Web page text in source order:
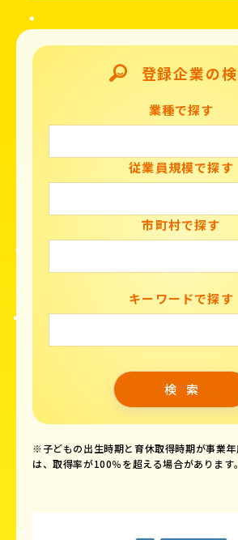
登録企業の
業種で探す
従業員規模で探す
市町村で探す
キーワードで探す
※子どもの出生時期と育休取得時期が事業
は、取得率が100％を超える場合があります。